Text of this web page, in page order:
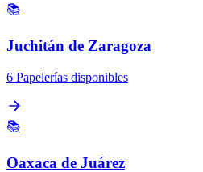
📚
Juchitán de Zaragoza
6 Papelerías disponibles
📚
Oaxaca de Juárez